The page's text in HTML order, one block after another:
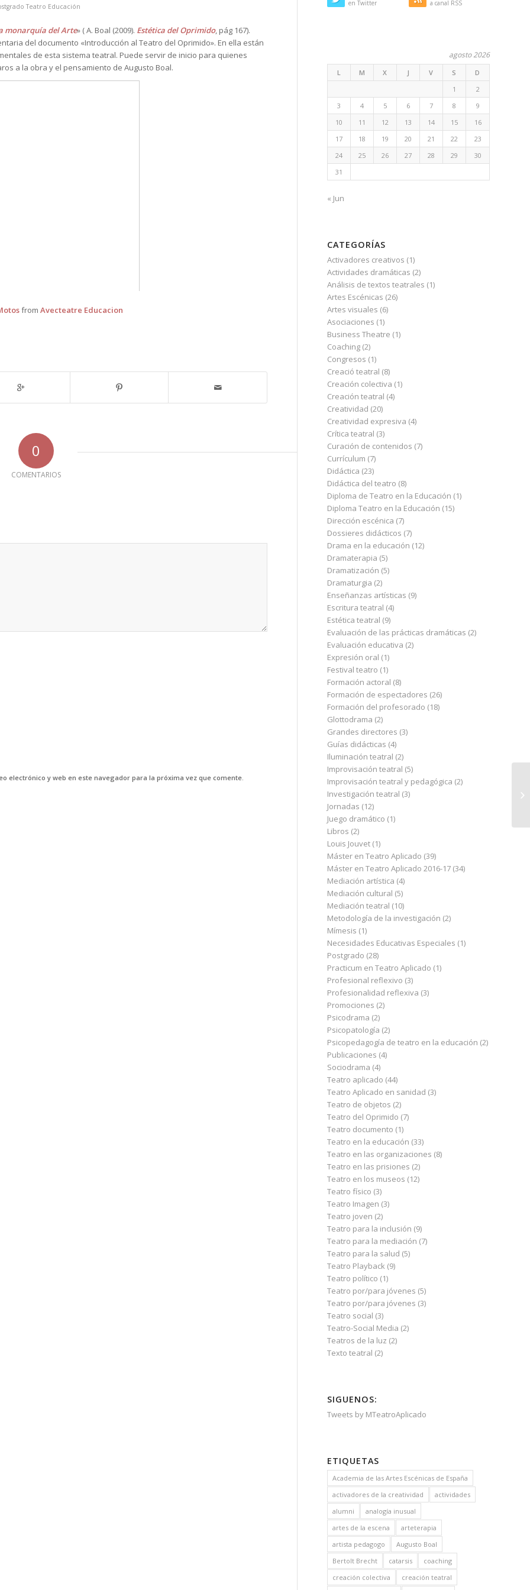
Teatro Educación
monarquía del Arte» ( A. Boal (2009). Estética del Oprimido, pág 167).
del documento «Introducción al Teatro del Oprimido». En ella están
de esta sistema teatral. Puede servir de inicio para quienes
a la obra y el pensamiento de Augusto Boal.
from Avecteatre Educacion
0
COMENTARIOS
electrónico y web en este navegador para la próxima vez que comente.
en Twitter a canal RSS
agosto 2026
L M X J V S
D
1
2
3
4 5 6 7 8
9
10
11 12 13 14 15
16
17
18 19 20 21 22
23
24
25 26 27 28 29
30
31
« Jun
CATEGORÍAS
Activadores creativos (1)
Actividades dramáticas (2)
Análisis de textos teatrales (1)
Artes Escénicas (26)
Artes visuales (6)
Asociaciones (1)
Business Theatre (1)
Coaching (2)
Congresos (1)
Creació teatral (8)
Creación colectiva (1)
Creación teatral (4)
Creatividad (20)
Creatividad expresiva (4)
Crítica teatral (3)
Curación de contenidos (7)
Currículum (7)
Didáctica (23)
Didáctica del teatro (8)
Diploma de Teatro en la Educación (1)
Diploma Teatro en la Educación (15)
Dirección escénica (7)
Dossieres didácticos (7)
Drama en la educación (12)
Dramaterapia (5)
Dramatización (5)
Dramaturgia (2)
Enseñanzas artísticas (9)
Escritura teatral (4)
Estética teatral (9)
Evaluación de las prácticas dramáticas (2)
Evaluación educativa (2)
Expresión oral (1)
Festival teatro (1)
Formación actoral (8)
Formación de espectadores (26)
Formación del profesorado (18)
Glottodrama (2)
Grandes directores (3)
Guías didácticas (4)
Iluminación teatral (2)
Improvisación teatral (5)
Improvisación teatral y pedagógica (2)
Investigación teatral (3)
Jornadas (12)
Juego dramático (1)
Libros (2)
Louis Jouvet (1)
Máster en Teatro Aplicado (39)
Máster en Teatro Aplicado 2016-17 (34)
Mediación artística (4)
Mediación cultural (5)
Mediación teatral (10)
Metodología de la investigación (2)
Mímesis (1)
Necesidades Educativas Especiales (1)
Postgrado (28)
Practicum en Teatro Aplicado (1)
Profesional reflexivo (3)
Profesionalidad reflexiva (3)
Promociones (2)
Psicodrama (2)
Psicopatología (2)
Psicopedagogía de teatro en la educación (2)
Publicaciones (4)
Sociodrama (4)
Teatro aplicado (44)
Teatro Aplicado en sanidad (3)
Teatro de objetos (2)
Teatro del Oprimido (7)
Teatro documento (1)
Teatro en la educación (33)
Teatro en las organizaciones (8)
Teatro en las prisiones (2)
Teatro en los museos (12)
Teatro físico (3)
Teatro Imagen (3)
Teatro joven (2)
Teatro para la inclusión (9)
Teatro para la mediación (7)
Teatro para la salud (5)
Teatro Playback (9)
Teatro político (1)
Teatro por/para jóvenes (5)
Teatro por/para jóvenes (3)
Teatro social (3)
Teatro-Social Media (2)
Teatros de la luz (2)
Texto teatral (2)
SIGUENOS:
Tweets by MTeatroAplicado
ETIQUETAS
Academia de las Artes Escénicas de España
activadores de la creatividad
actividades
alumni
analogía inusual
artes de la escena
arteterapia
artista pedagogo
Augusto Boal
Bertolt Brecht
catarsis
coaching
creación colectiva
creación teatral